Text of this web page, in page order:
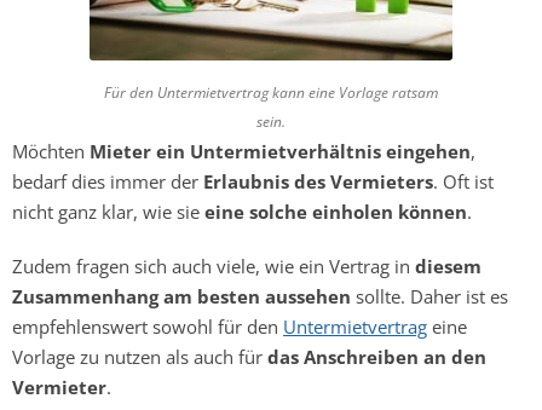
Für den Untermietvertrag kann eine Vorlage ratsam
sein.
Möchten Mieter ein Untermietverhältnis eingehen,
bedarf dies immer der Erlaubnis des Vermieters. Oft ist
nicht ganz klar, wie sie eine solche einholen können.
Zudem fragen sich auch viele, wie ein Vertrag in diesem
Zusammenhang am besten aussehen sollte. Daher ist es
empfehlenswert sowohl für den Untermietvertrag eine
Vorlage zu nutzen als auch für das Anschreiben an den
Vermieter.